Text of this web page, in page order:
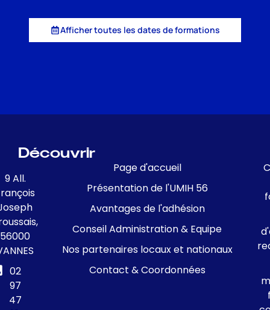
Afficher toutes les dates de formations
9 All.
56000
02
97
47
Découvrir
Page d'accueil
Présentation de l'UMIH 56
Avantages de l'adhésion
Conseil Administration & Equipe
Nos partenaires locaux et nationaux
Contact & Coordonnées